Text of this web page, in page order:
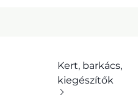
Kert, barkács,
kiegészítők